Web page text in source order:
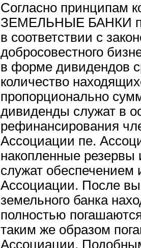
Согласно
ЗЕМЕЛЬНЫЕ БАНКИ
в соответствии с
добросовестного
в форме дивидендов
количество
пропорционально
дивиденды служат в
рефинансирования
Ассоциации пе.
накопленные
служат обеспечением
Ассоциации. После
земельного банка
полностью
таким же образом
Ассоциации.